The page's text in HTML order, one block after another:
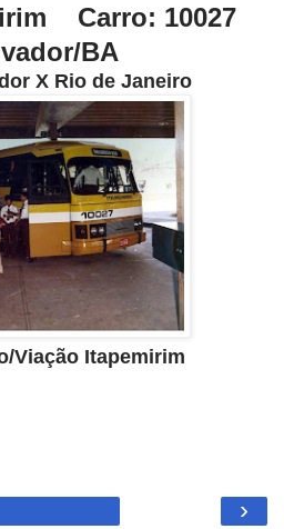
Carro: 10027
BA
X Rio de Janeiro
Viação Itapemirim
›